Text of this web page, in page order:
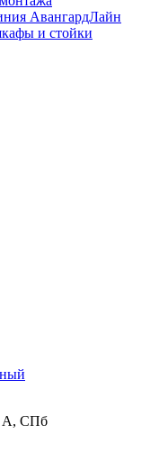
АвангардЛайн
и стойки
А, СПб